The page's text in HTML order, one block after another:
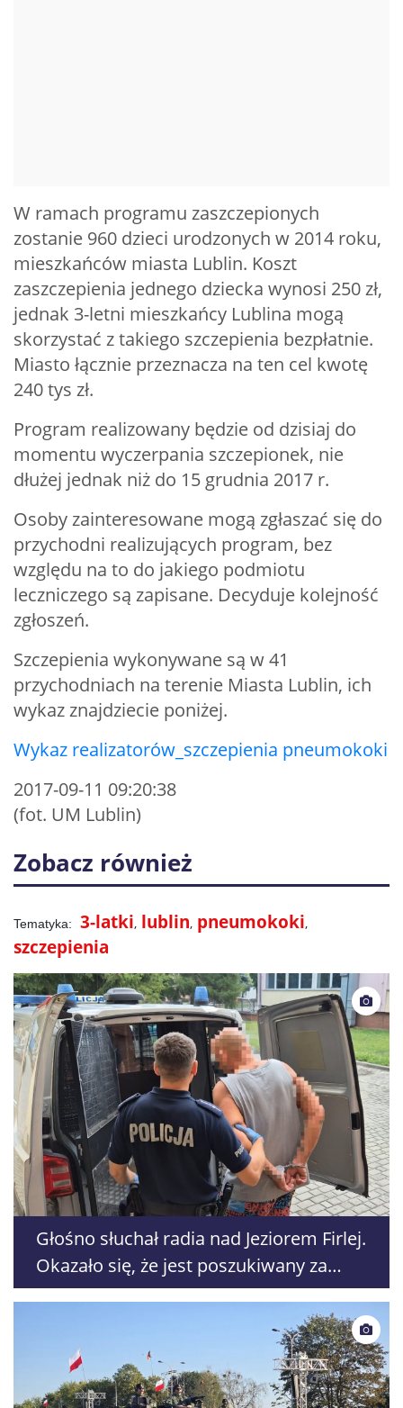
W ramach programu zaszczepionych
zostanie 960 dzieci urodzonych w 2014 roku,
mieszkańców miasta Lublin. Koszt
zaszczepienia jednego dziecka wynosi 250 zł,
jednak 3-letni mieszkańcy Lublina mogą
skorzystać z takiego szczepienia bezpłatnie.
Miasto łącznie przeznacza na ten cel kwotę
240 tys zł.
Program realizowany będzie od dzisiaj do
momentu wyczerpania szczepionek, nie
dłużej jednak niż do 15 grudnia 2017 r.
Osoby zainteresowane mogą zgłaszać się do
przychodni realizujących program, bez
względu na to do jakiego podmiotu
leczniczego są zapisane. Decyduje kolejność
zgłoszeń.
Szczepienia wykonywane są w 41
przychodniach na terenie Miasta Lublin, ich
wykaz znajdziecie poniżej.
Wykaz realizatorów_szczepienia pneumokoki
2017-09-11 09:20:38
(fot. UM Lublin)
Zobacz również
3-latki lublin pneumokoki
szczepienia
Głośno słuchał radia nad Jeziorem Firlej.
Okazało się, że jest poszukiwany za
rozbój